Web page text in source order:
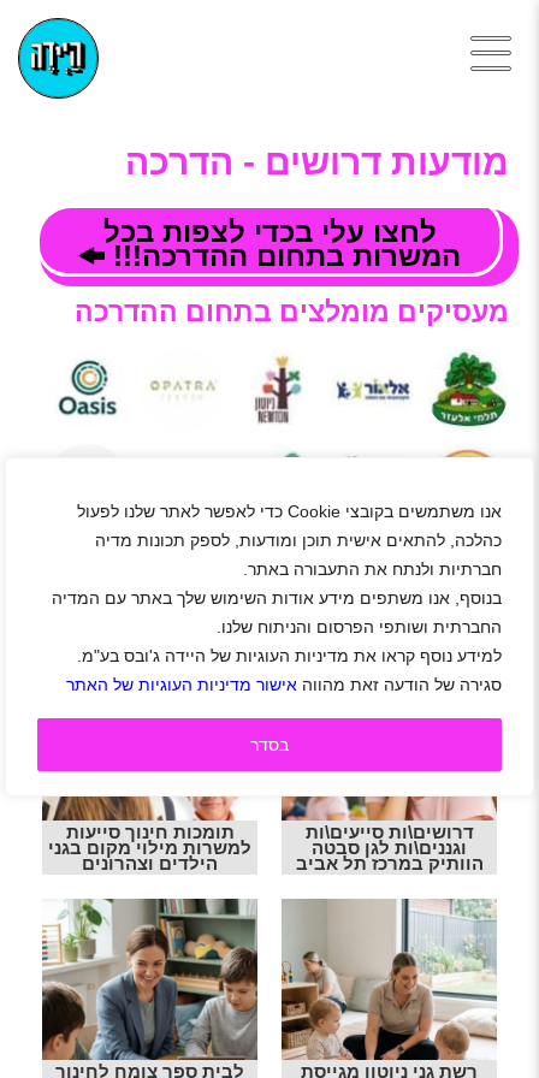
אנו משתמשים בקובצי Cookie כדי לאפשר לאתר שלנו לפעול
כהלכה, להתאים אישית תוכן ומודעות, לספק תכונות מדיה
חברתיות ולנתח את התעבורה באתר.
בנוסף, אנו משתפים מידע אודות השימוש שלך באתר עם המדיה
החברתית ושותפי הפרסום והניתוח שלנו.
למידע נוסף קראו את מדיניות העוגיות של היידה ג'ובס בע"מ.
סגירה של הודעה זאת מהווה אישור מדיניות העוגיות של האתר
בסדר
מודעות דרושים - הדרכה
לחצו עלי בכדי לצפות בכל
המשרות בתחום ההדרכה!!!
מעסיקים מומלצים בתחום ההדרכה
דרושים\ות סייעים\ות
וגננים\ות לגן סבטה
הוותיק במרכז תל אביב
תומכות חינוך סייעות
למשרות מילוי מקום בגני
הילדים וצהרונים
רשת גני ניוטון מגייסת לבית ספר צומח לחינוך